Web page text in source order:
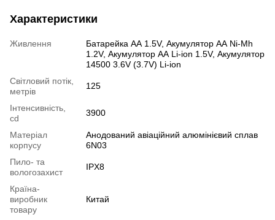
Характеристики
Живлення
Батарейка АА 1.5V, Акумулятор АА Ni-Mh
1.2V, Акумулятор АА Li-ion 1.5V, Акумулятор
14500 3.6V (3.7V) Li-ion
Світловий потік,
метрів
125
Інтенсивність,
cd
3900
Матеріал
корпусу
Анодований авіаційний алюмінієвий сплав
6N03
Пило- та
вологозахист
IPX8
Країна-
виробник
товару
Китай